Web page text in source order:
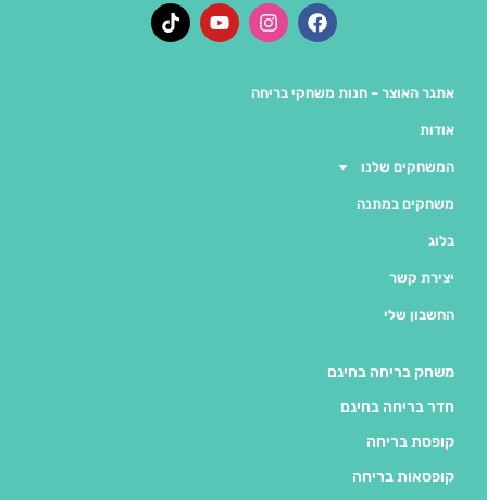
אתגר האוצר – חנות משחקי בריחה
אודות
המשחקים שלנו
משחקים במתנה
בלוג
יצירת קשר
החשבון שלי
משחק בריחה בחינם
חדר בריחה בחינם
קופסת בריחה
קופסאות בריחה